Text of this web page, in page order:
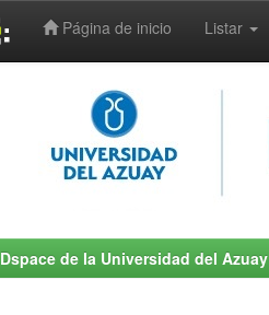
Página de inicio Listar
Dspace de la Universidad del Azuay